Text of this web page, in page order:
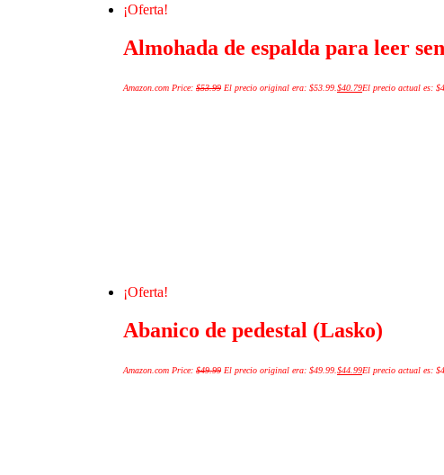
¡Oferta!
Almohada de espalda para leer
Amazon.com Price: $53.99 El precio original era: $53.99. $40.79El precio actual es:
¡Oferta!
Abanico de pedestal (Lasko)
Amazon.com Price: $49.99 El precio original era: $49.99. $44.99El precio actual es: